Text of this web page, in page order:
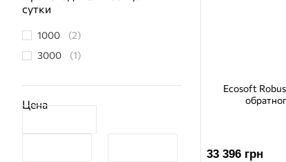
сутки
1000
(2)
3000
(1)
Цена
Ecosoft
33 396 грн